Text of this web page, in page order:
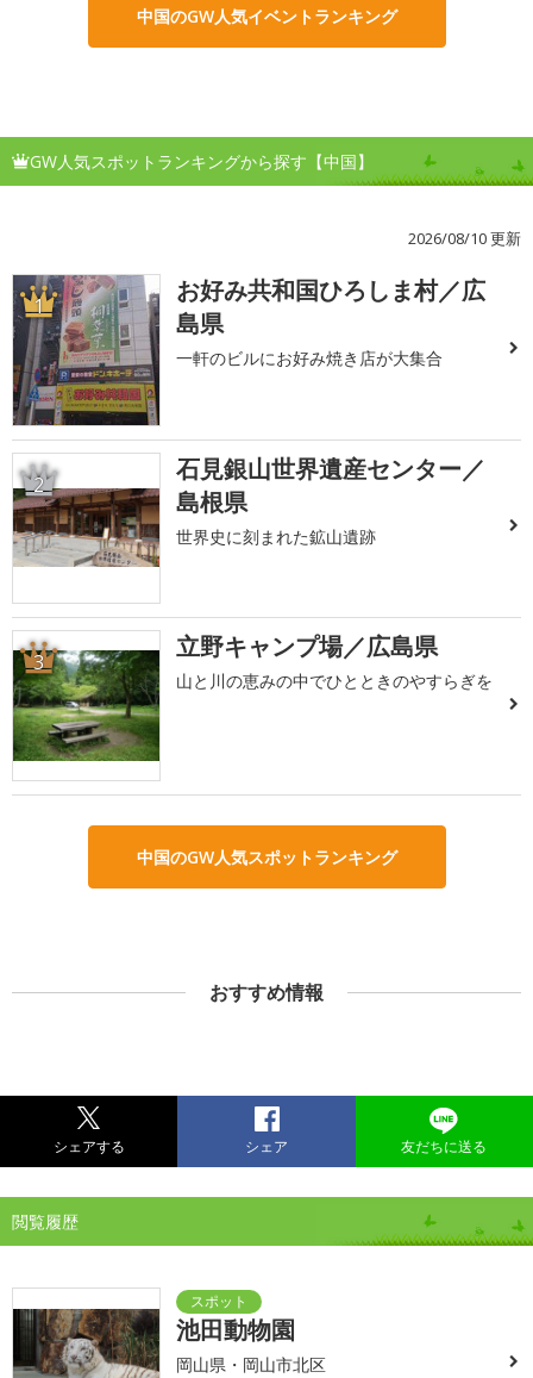
中国のGW人気イベントランキング
GW人気スポットランキングから探す【中国】
2026/08/10 更新
1
お好み共和国ひろしま村／広
島県
一軒のビルにお好み焼き店が大集合
2
石見銀山世界遺産センター／
島根県
世界史に刻まれた鉱山遺跡
3 立野キャンプ場／広島県
山と川の恵みの中でひとときのやすらぎを
中国のGW人気スポットランキング
おすすめ情報
シェアする シェア 友だちに送る
閲覧履歴
池田動物園
岡山県・岡山市北区